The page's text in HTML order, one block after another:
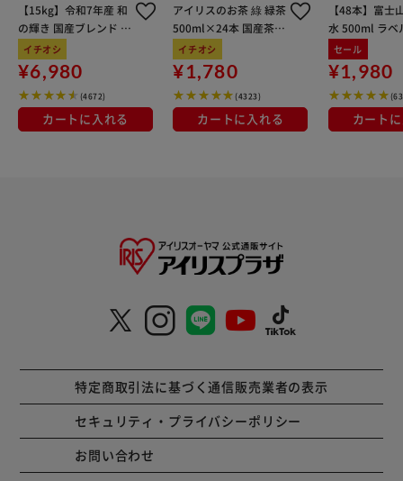
【15kg】令和7年産 和
の輝き 国産ブレンド 5
kg×3袋
イチオシ
¥6,980
(4672)
カートに入れる
アイリスのお茶 綠 緑茶
500ml×24本 国産茶葉
100％使用
イチオシ
¥1,780
(4323)
カートに入れる
【48本】富士
水 500ml ラベ
セール
¥1,980
カート
特定商取引法に基づく通信販売業者の表示
セキュリティ・プライバシーポリシー
お問い合わせ